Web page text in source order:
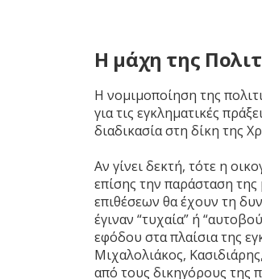
Η μάχη της
Η νομιμοποίηση της
για τις εγκληματικές
διαδικασία στη δίκη της
Αν γίνει δεκτή, τότε η
επίσης την παράσταση
επιθέσεων θα έχουν τη
έγιναν “τυχαία” ή
εφόδου στα πλαίσια της
Μιχαλολιάκος,
από τους δικηγόρους της